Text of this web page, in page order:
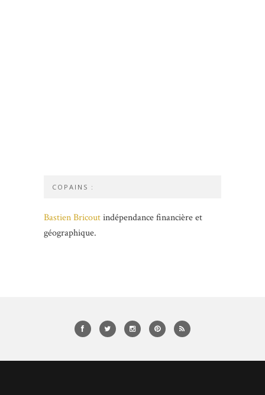
COPAINS :
Bastien Bricoutindépendance financière et
géographique.